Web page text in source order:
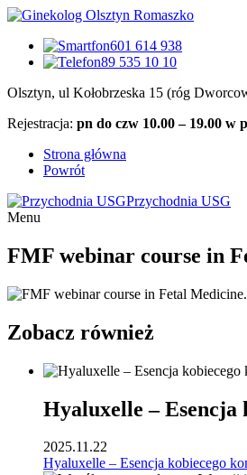
601 614 938
89 535 10 10
Olsztyn, ul Kołobrzeska 15 (róg
Rejestracja: pn do czw 10.00 – 19.00 w
Strona główna
Powrót
Przychodnia USG
Menu
FMF webinar course in
Zobacz również
Hyaluxelle – Esencja
2025.11.22
Hyaluxelle – Esencja kobiecego